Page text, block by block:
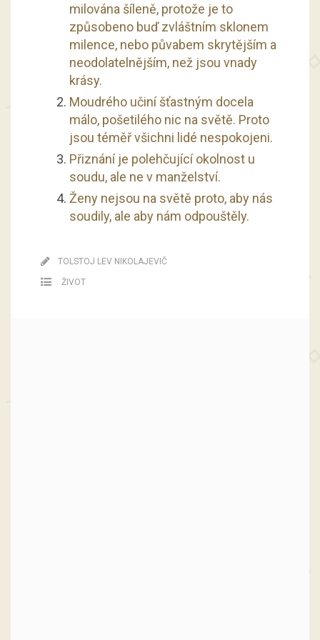
milována šíleně, protože je to
způsobeno buď zvláštním sklonem
milence, nebo půvabem skrytějším a
neodolatelnějším, než jsou vnady
krásy.
Moudrého učiní šťastným docela
málo, pošetilého nic na světě. Proto
jsou téměř všichni lidé nespokojeni.
Přiznání je polehčující okolnost u
soudu, ale ne v manželství.
Ženy nejsou na světě proto, aby nás
soudily, ale aby nám odpouštěly.
TOLSTOJ LEV NIKOLAJEVIČ
ŽIVOT